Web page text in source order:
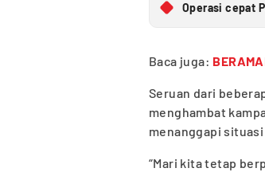
Operasi cepat
Baca juga:
Seruan dari
menghambat
menanggapi
“Mari kita tetap